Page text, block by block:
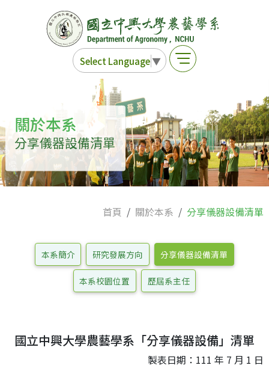
Select Language▼
關於本系
分享儀器設備清單
首頁 關於本系 分享儀器設備清單
本系簡介 研究發展方向 分享儀器設備清單
本系校園位置 歷屆系主任
國立中興大學農藝學系「分享儀器設備」清單
製表日期：111 年 7 月 1 日